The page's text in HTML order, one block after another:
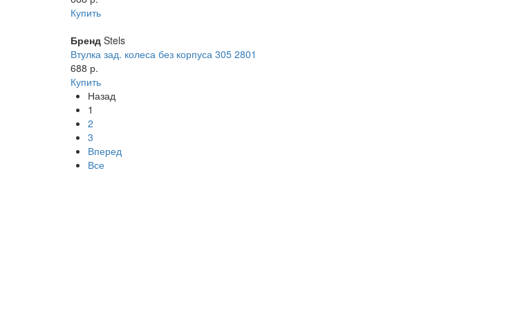
Купить
Бренд Stels
Втулка зад. колеса без корпуса 305 2801
688 р.
Купить
Назад
1
2
3
Вперед
Все